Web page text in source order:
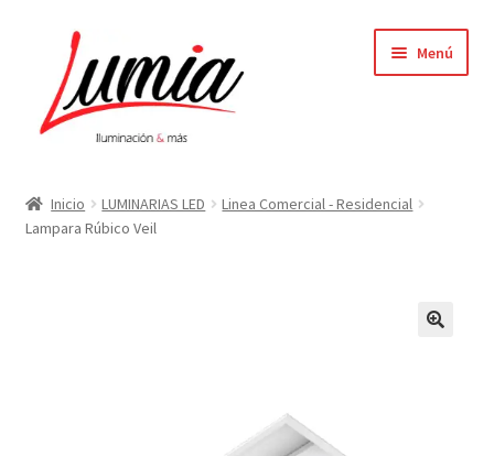
navegación
contenido
Menú
Carrito
Inicio LUMINARIAS LED
Linea Comercial - Residencial
Lampara Rúbico Veil